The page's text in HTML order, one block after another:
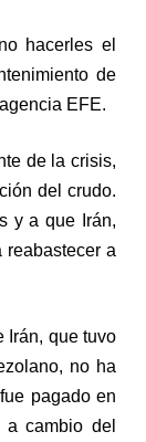
hacerles el
de
EFE.
de la crisis,
del crudo.
y a que Irán,
a
Irán, que tuvo
no ha
pagado en
cambio del